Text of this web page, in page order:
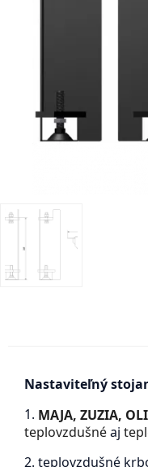
Nastaviteľný
1. MAJA, ZUZIA,
teplovzdušnéaj
2. teplovzdušné